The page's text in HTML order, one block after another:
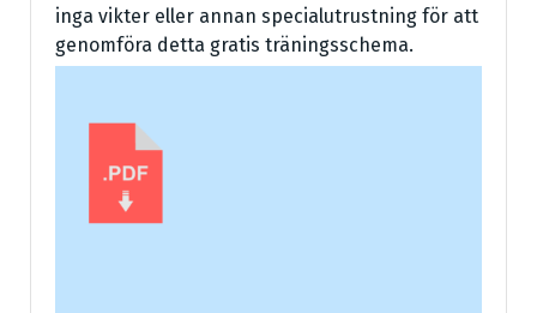
inga vikter eller annan specialutrustning för att
genomföra detta gratis träningsschema.